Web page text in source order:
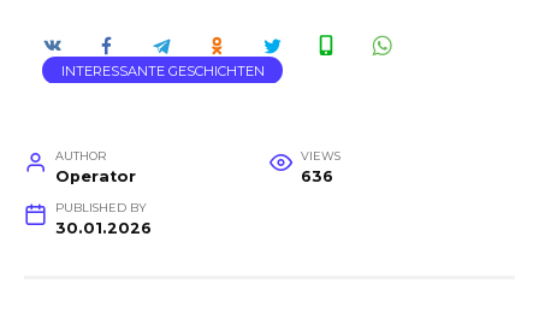
INTERESSANTE GESCHICHTEN
AUTHOR
Operator
VIEWS
636
PUBLISHED BY
30.01.2026